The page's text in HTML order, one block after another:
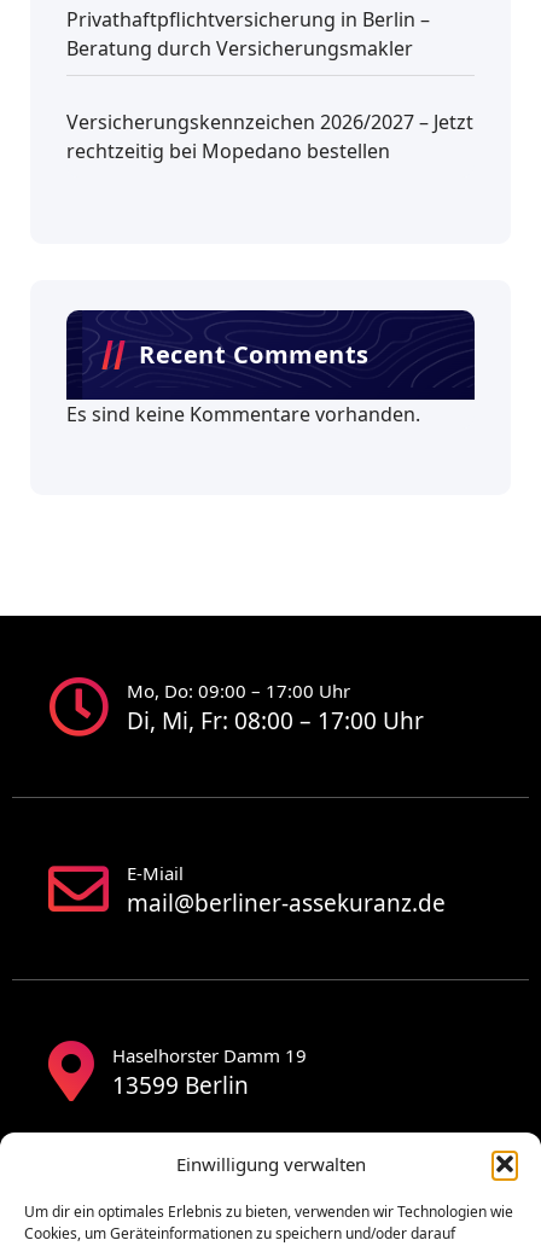
Einwilligung verwalten
Um dir ein optimales Erlebnis zu bieten, verwenden wir Technologien wie
Cookies, um Geräteinformationen zu speichern und/oder darauf
Privathaftpflichtversicherung in Berlin –
Beratung durch Versicherungsmakler
Versicherungskennzeichen 2026/2027 – Jetzt
rechtzeitig bei Mopedano bestellen
Recent Comments
Es sind keine Kommentare vorhanden.
Mo, Do: 09:00 – 17:00 Uhr
Di, Mi, Fr: 08:00 – 17:00 Uhr
E-Miail
mail@berliner-assekuranz.de
Haselhorster Damm 19
13599 Berlin